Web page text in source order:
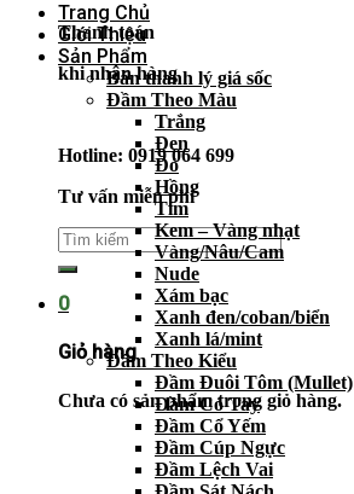
Thanh toán
khi nhận hàng
Hotline: 0919 064 699
Tư vấn miễn phí
0
Giỏ hàng
Chưa có sản phẩm trong giỏ hàng.
Trang Chủ
Giới Thiệu
Sản Phẩm
Bán thanh lý giá sốc
Đầm Theo Màu
Trắng
Đen
Đỏ
Hồng
Tím
Kem – Vàng nhạt
Vàng/Nâu/Cam
Nude
Xám bạc
Xanh đen/coban/biển
Xanh lá/mint
Đầm Theo Kiểu
Đầm Đuôi Tôm (Mullet)
Đầm Có Tay
Đầm Cổ Yếm
Đầm Cúp Ngực
Đầm Lệch Vai